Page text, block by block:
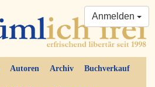
Autoren Archiv Buchverkauf
Anmelden